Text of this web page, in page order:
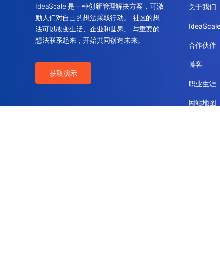
IdeaScale 是一种创新管理解决方案，可激
励人们对自己的想法采取行动。 社区的想
法可以改变生活、企业和世界。 与重要的
想法联系起来，开始共同创造未来。
获取演示
关于我们
合作伙伴
博客
职业生涯
网站地图